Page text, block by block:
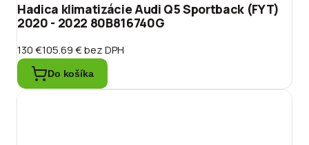
Hadica klimatizácie Audi Q5 Sportback (FYT)
2020 - 2022 80B816740G
130 €105.69 €bez DPH
Do košíka